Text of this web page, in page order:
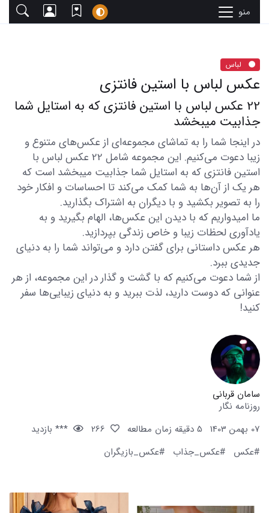
منو
لباس
عکس لباس با استین فانتزی
22 عکس لباس با استین فانتزی که به استایل شما
جذابیت میبخشد
در اینجا شما را به تماشای مجموعه‌ای از عکس‌های متنوع و
زیبا دعوت می‌کنیم. این مجموعه شامل 22 عکس لباس با
استین فانتزی که به استایل شما جذابیت میبخشد است که
هر یک از آن‌ها به شما کمک می‌کند تا احساسات و افکار خود
را به تصویر بکشید و با دیگران به اشتراک بگذارید.
ما امیدواریم که با دیدن این عکس‌ها، الهام بگیرید و به
یادآوری لحظات زیبا و خاص زندگی بپردازید.
هر عکس داستانی برای گفتن دارد و می‌تواند شما را به دنیای
جدیدی ببرد.
از شما دعوت می‌کنیم که با گشت و گذار در این مجموعه، از هر
عنوانی که دوست دارید، لذت ببرید و به دنیای زیبایی‌ها سفر
کنید!
سامان قربانی
روزنامه نگار
07 بهمن 1403
5 دقیقه زمان مطالعه
*** بازدید
#عکس
#عکس_جذاب #عکس_بازیگران